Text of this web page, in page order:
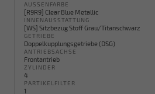
AUSSENFARBE
[R9R9] Clear Blue Metallic
INNENAUSSTATTUNG
[WS] Sitzbezug Stoff Grau/Titanschwarz
GETRIEBE
Doppelkupplungsgetriebe (DSG)
ANTRIEBSACHSE
Frontantrieb
ZYLINDER
4
PARTIKELFILTER
1